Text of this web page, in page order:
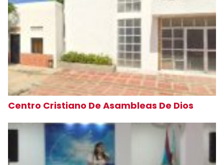
Centro Cristiano De Asambleas De Dios